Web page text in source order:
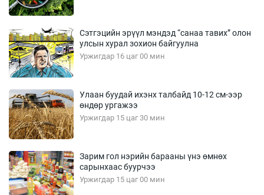
Сэтгэцийн эрүүл мэндэд “санаа тавих” олон
улсын хурал зохион байгуулна
Уржигдар 16 цаг 00 мин
Улаан буудай ихэнх талбайд 10-12 см-ээр
өндөр ургажээ
Уржигдар 15 цаг 30 мин
Зарим гол нэрийн барааны үнэ өмнөх
сарынхаас буурчээ
Уржигдар 15 цаг 00 мин